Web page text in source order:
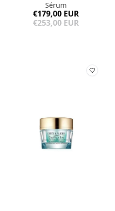
Sérum
€179,00 EUR
€253,00 EUR